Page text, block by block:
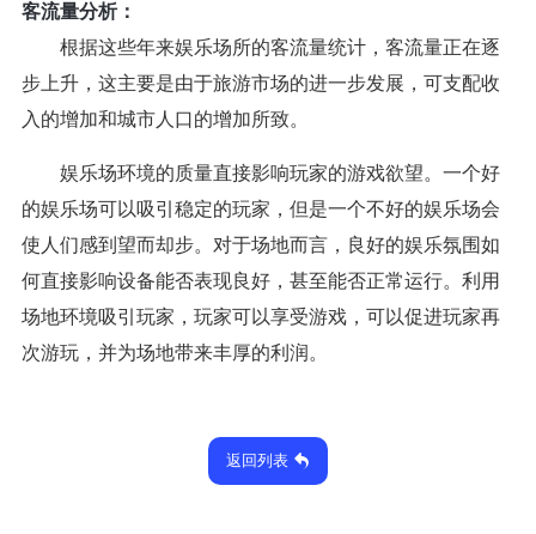
客流量分析：
根据这些年来娱乐场所的客流量统计，客流量正在逐
步上升，这主要是由于旅游市场的进一步发展，可支配收
入的增加和城市人口的增加所致。
娱乐场环境的质量直接影响玩家的游戏欲望。一个好
的娱乐场可以吸引稳定的玩家，但是一个不好的娱乐场会
使人们感到望而却步。对于场地而言，良好的娱乐氛围如
何直接影响设备能否表现良好，甚至能否正常运行。利用
场地环境吸引玩家，玩家可以享受游戏，可以促进玩家再
次游玩，并为场地带来丰厚的利润。
返回列表